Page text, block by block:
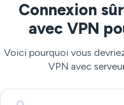
Connexion
avec VPN
Voici pourquoi vous
VPN avec